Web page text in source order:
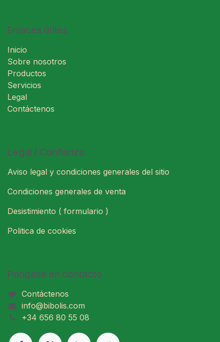
Enlaces útiles
Inicio
Sobre nosotros
Productos
Servicios
Legal
Contáctenos
Legal / Confianza
Aviso legal y condiciones generales del sitio
Condiciones generales de venta
Desistimiento ( formulario )
Politica de cookies
Pongase en contacto
Contáctenos
info@bibolis.com
+34 656 80 55 08